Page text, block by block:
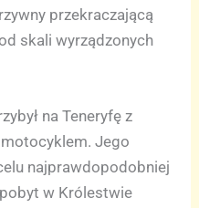
przekraczającą
skali wyrządzonych
na Teneryfę z
Jego
najprawdopodobniej
w Królestwie